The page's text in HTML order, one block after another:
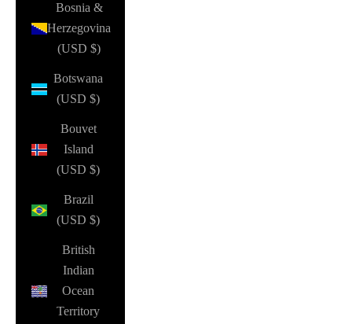
Bosnia &
Herzegovina
(USD $)
Botswana
(USD $)
Bouvet
Island
(USD $)
Brazil
(USD $)
British
Indian
Ocean
Territory